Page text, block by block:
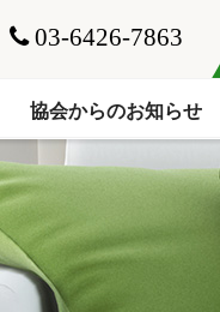
03-6426-7863
協会からのお知らせ